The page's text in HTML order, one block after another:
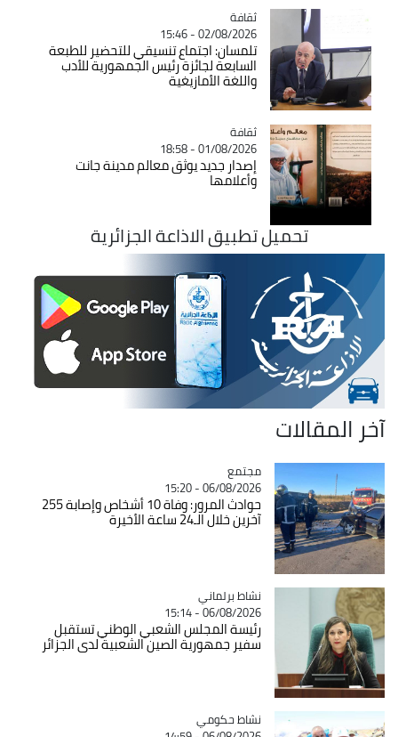
Catégorie
ثقافة
02/08/2026 - 15:46
تلمسان: اجتماع تنسيقي للتحضير للطبعة
السابعة لجائزة رئيس الجمهورية للأدب
واللغة الأمازيغية
Catégorie
ثقافة
01/08/2026 - 18:58
إصدار جديد يوثق معالم مدينة جانت
وأعلامها
تحميل تطبيق الاذاعة الجزائرية
آخر المقالات
Catégorie
مجتمع
06/08/2026 - 15:20
حوادث المرور: وفاة 10 أشخاص وإصابة 255
آخرين خلال الـ24 ساعة الأخيرة
Catégorie
نشاط برلماني
06/08/2026 - 15:14
رئيسة المجلس الشعبي الوطني تستقبل
سفير جمهورية الصين الشعبية لدى الجزائر
Catégorie
نشاط حكومي